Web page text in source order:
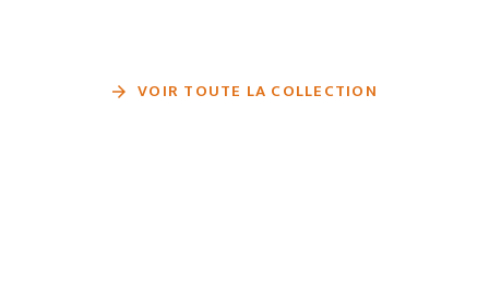
arrow_forward VOIR TOUTE LA COLLECTION